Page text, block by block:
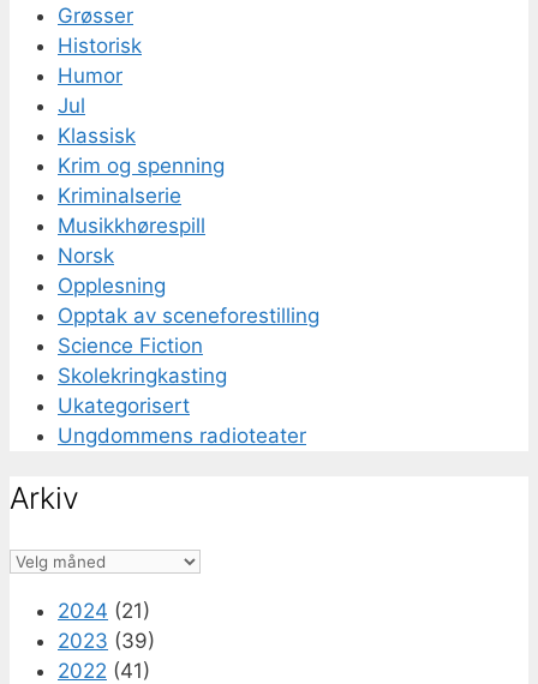
Grøsser
Historisk
Humor
Jul
Klassisk
Krim og spenning
Kriminalserie
Musikkhørespill
Norsk
Opplesning
Opptak av sceneforestilling
Science Fiction
Skolekringkasting
Ukategorisert
Ungdommens radioteater
Arkiv
Arkiv
2024 (21)
2023 (39)
2022 (41)